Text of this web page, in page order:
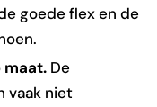
goede flex en de
maat. De
vaak niet